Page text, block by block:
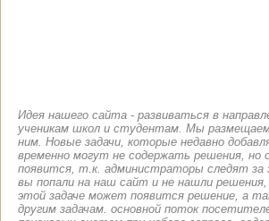
Идея нашего сайта - развиваться в
ученикам школ и студентам. Мы размещаем
ним. Новые задачи, которые недавно
временно могут не содержать решения, но
появится, т.к. администраторы следят за
вы попали на наш сайт и не нашли
этой задаче может появится решение, а
другим задачам. основной поток